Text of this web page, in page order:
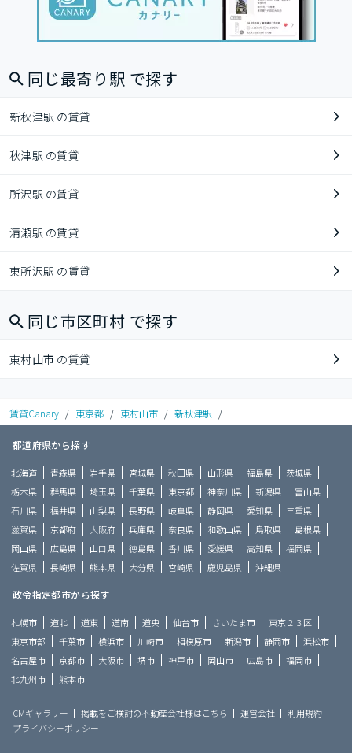
同じ最寄り駅 で探す
新秋津駅 の賃貸
秋津駅 の賃貸
所沢駅 の賃貸
清瀬駅 の賃貸
東所沢駅 の賃貸
同じ市区町村 で探す
東村山市 の賃貸
賃貸Canary / 東京都 / 東村山市 / 新秋津駅 /
都道府県から探す
北海道 青森県 岩手県 宮城県 秋田県 山形県 福島県
茨城県
栃木県
群馬県 埼玉県 千葉県 東京都 神奈川県 新潟県
富山県
石川県
福井県 山梨県 長野県 岐阜県 静岡県 愛知県
三重県
滋賀県
京都府 大阪府 兵庫県 奈良県 和歌山県 鳥取県
島根県
岡山県
広島県 山口県 徳島県 香川県 愛媛県 高知県
福岡県
佐賀県
長崎県 熊本県 大分県 宮崎県 鹿児島県 沖縄県
政令指定都市から探す
札幌市 道北 道東 道南 道央 仙台市 さいたま市
東京２３区
東京市部
千葉市 横浜市 川崎市 相模原市 新潟市 静岡市
浜松市
名古屋市
京都市 大阪市 堺市 神戸市 岡山市 広島市
福岡市
北九州市
熊本市
CMギャラリー 掲載をご検討の不動産会社様はこちら 運営会社
利用規約
プライバシーポリシー